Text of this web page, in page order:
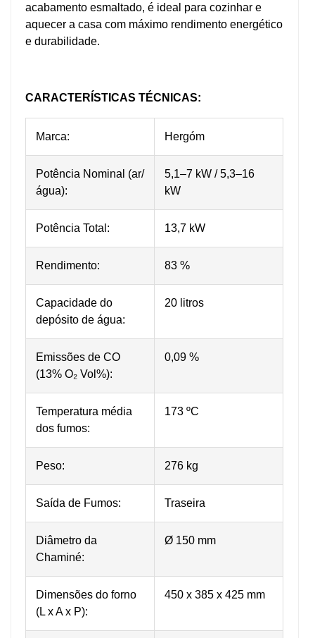
acabamento esmaltado, é ideal para cozinhar e
aquecer a casa com máximo rendimento energético
e durabilidade.
CARACTERÍSTICAS TÉCNICAS:
Marca: Hergóm
Potência Nominal (ar/
água):
5,1–7 kW / 5,3–16
kW
Potência Total: 13,7 kW
Rendimento: 83 %
Capacidade do
depósito de água:
20 litros
Emissões de CO
(13% O₂ Vol%):
0,09 %
Temperatura média
dos fumos:
173 ºC
Peso: 276 kg
Saída de Fumos: Traseira
Diâmetro da
Chaminé:
Ø 150 mm
Dimensões do forno
(L x A x P):
450 x 385 x 425 mm